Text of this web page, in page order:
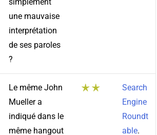
une mauvaise
interprétation
de ses paroles
?
Le même John
Mueller a
indiqué dans le
même hangout
Search
Engine
Roundt
able.